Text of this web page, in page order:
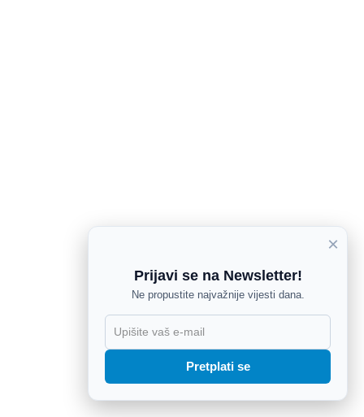
×
Prijavi se na Newsletter!
Ne propustite najvažnije vijesti dana.
Pretplati se